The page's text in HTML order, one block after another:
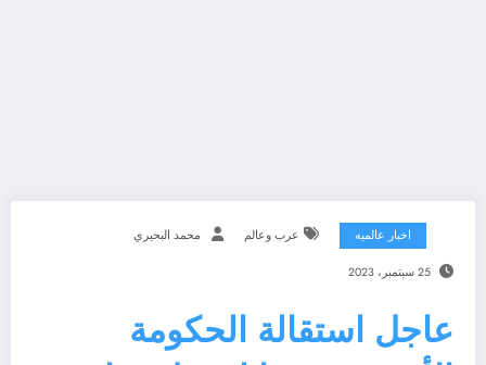
اخبار عالميه عرب وعالم محمد البحيري
25 سبتمبر، 2023
عاجل استقالة الحكومة